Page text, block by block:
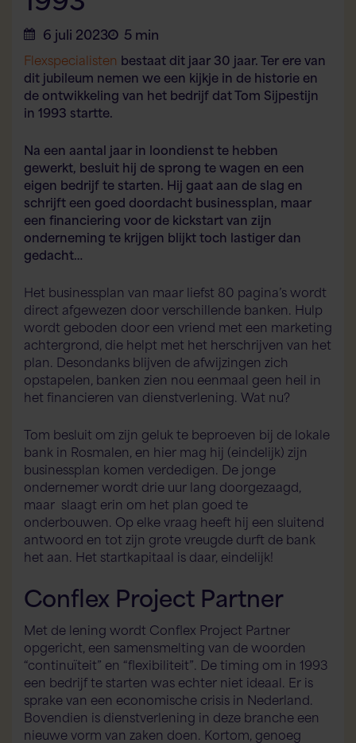
6 juli 2023 5 min
Flexspecialisten bestaat dit jaar 30 jaar. Ter ere van
dit jubileum nemen we een kijkje in de historie en
de ontwikkeling van het bedrijf dat Tom Sijpestijn
in 1993 startte.
Na een aantal jaar in loondienst te hebben
gewerkt, besluit hij de sprong te wagen en een
eigen bedrijf te starten. Hij gaat aan de slag en
schrijft een goed doordacht businessplan, maar
een financiering voor de kickstart van zijn
onderneming te krijgen blijkt toch lastiger dan
gedacht…
Het businessplan van maar liefst 80 pagina’s wordt
direct afgewezen door verschillende banken. Hulp
wordt geboden door een vriend met een marketing
achtergrond, die helpt met het herschrijven van het
plan. Desondanks blijven de afwijzingen zich
opstapelen, banken zien nou eenmaal geen heil in
het financieren van dienstverlening. Wat nu?
Tom besluit om zijn geluk te beproeven bij de lokale
bank in Rosmalen, en hier mag hij (eindelijk) zijn
businessplan komen verdedigen. De jonge
ondernemer wordt drie uur lang doorgezaagd,
maar slaagt erin om het plan goed te
onderbouwen. Op elke vraag heeft hij een sluitend
antwoord en tot zijn grote vreugde durft de bank
het aan. Het startkapitaal is daar, eindelijk!
Conflex Project Partner
Met de lening wordt Conflex Project Partner
opgericht, een samensmelting van de woorden
“continuïteit” en “flexibiliteit”. De timing om in 1993
een bedrijf te starten was echter niet ideaal. Er is
sprake van een economische crisis in Nederland.
Bovendien is dienstverlening in deze branche een
nieuwe vorm van zaken doen. Kortom, genoeg
Flexspecialisten Flex AI Assistent